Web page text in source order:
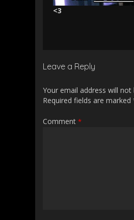
<3
Leave a Reply
Your email address will not
Required fields are marked
Comment *